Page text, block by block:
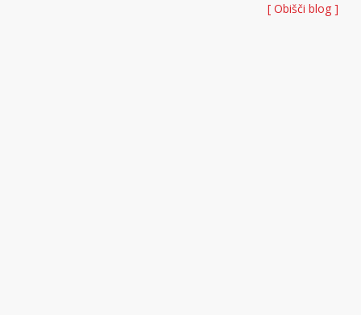
[ Obišči blog ]